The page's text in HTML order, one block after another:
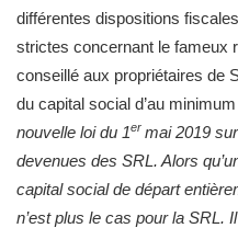
différentes dispositions
strictes concernant le fameux
conseillé aux propriétaires de
du capital social d’au
nouvelle loi du 1er mai 2019
devenues des SRL. Alors
capital social de départ
n’est plus le cas pour la SRL.